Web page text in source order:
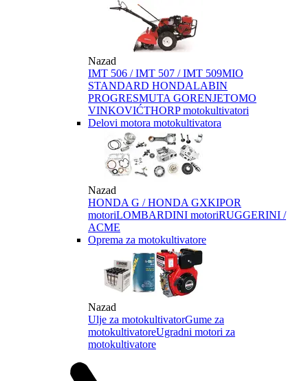
Nazad
IMT 506 / IMT 507 / IMT 509MIO
STANDARD HONDALABIN
PROGRESMUTA GORENJETOMO
VINKOVIĆTHORP motokultivatori
Delovi motora motokultivatora
Nazad
HONDA G / HONDA GXKIPOR
motoriLOMBARDINI motoriRUGGERINI /
ACME
Oprema za motokultivatore
Nazad
Ulje za motokultivatorGume za
motokultivatoreUgradni motori za
motokultivatore